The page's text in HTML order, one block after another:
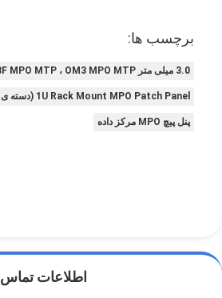
مبدل رسانه ای فیبر نوری
کیت ابزار فیبر نوری
برچسب ها:
3.0 میلی متر MPO MTP ، 8F MPO MTP ، OM3 MPO MTP
1U Rack Mount MPO Patch Panel (دسته ی تثبیت کننده ی MPO)
پنل پیچ MPO مرکز داده
اطلاعات تماس